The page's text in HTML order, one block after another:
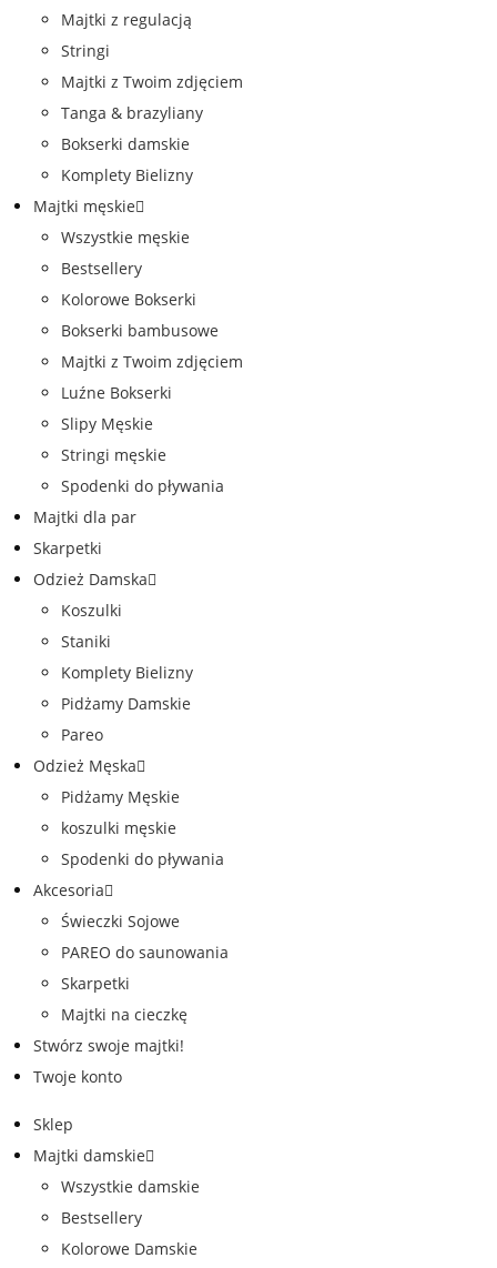
Majtki z regulacją
Stringi
Majtki z Twoim zdjęciem
Tanga & brazyliany
Bokserki damskie
Komplety Bielizny
Majtki męskie
Wszystkie męskie
Bestsellery
Kolorowe Bokserki
Bokserki bambusowe
Majtki z Twoim zdjęciem
Luźne Bokserki
Slipy Męskie
Stringi męskie
Spodenki do pływania
Majtki dla par
Skarpetki
Odzież Damska
Koszulki
Staniki
Komplety Bielizny
Pidżamy Damskie
Pareo
Odzież Męska
Pidżamy Męskie
koszulki męskie
Spodenki do pływania
Akcesoria
Świeczki Sojowe
PAREO do saunowania
Skarpetki
Majtki na cieczkę
Stwórz swoje majtki!
Twoje konto
Sklep
Majtki damskie
Wszystkie damskie
Bestsellery
Kolorowe Damskie